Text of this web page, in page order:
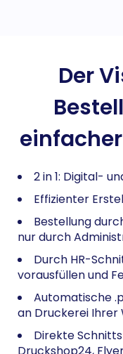
Der
2 in 1: Digital-
Effizienter
Bestellung
nur durch
Durch HR-
vorausfüllen und
Automatische
an Druckerei Ihrer
Direkte